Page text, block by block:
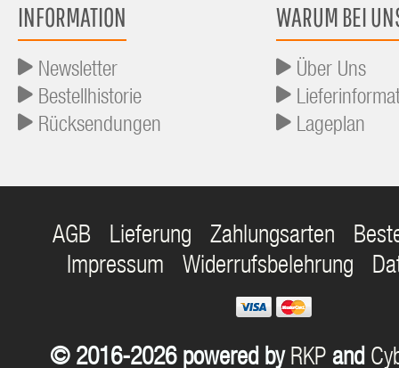
INFORMATION
Newsletter
Bestellhistorie
Rücksendungen
WARUM BEI
Über Uns
Lageplan
AGB Lieferung Zahlungsarten
Impressum
Widerrufsbelehrung
© 2016-2026 powered by RKP and